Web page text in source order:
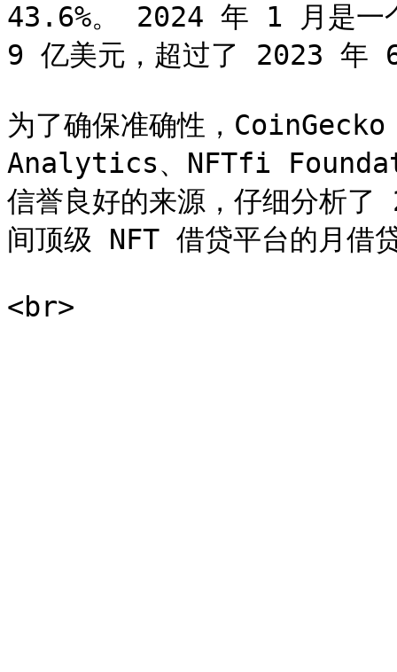
43.6%。 2024 年 1 月是一
9 亿美元，超过了 2023 年
为了确保准确性，
Analytics、NFTfi
信誉良好的来源，仔细分
间顶级 NFT 借贷平台的月借